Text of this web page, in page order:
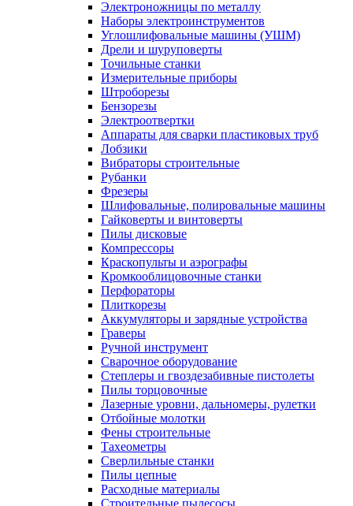
Электроножницы по металлу
Наборы электроинструментов
Углошлифовальные машины (УШМ)
Дрели и шуруповерты
Точильные станки
Измерительные приборы
Штроборезы
Бензорезы
Электроотвертки
Аппараты для сварки пластиковых труб
Лобзики
Вибраторы строительные
Рубанки
Фрезеры
Шлифовальные, полировальные машины
Гайковерты и винтоверты
Пилы дисковые
Компрессоры
Краскопульты и аэрографы
Кромкооблицовочные станки
Перфораторы
Плиткорезы
Аккумуляторы и зарядные устройства
Граверы
Ручной инструмент
Сварочное оборудование
Степлеры и гвоздезабивные пистолеты
Пилы торцовочные
Лазерные уровни, дальномеры, рулетки
Отбойные молотки
Фены строительные
Тахеометры
Сверлильные станки
Пилы цепные
Расходные материалы
Строительные пылесосы